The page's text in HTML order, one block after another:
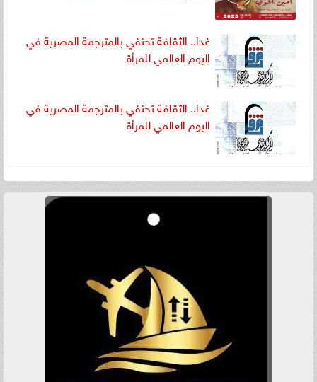
غدا.. الثقافة تحتفي بالمترجمة المصرية في
اليوم العالمي للمرأة
غدا.. الثقافة تحتفي بالمترجمة المصرية في
اليوم العالمي للمرأة